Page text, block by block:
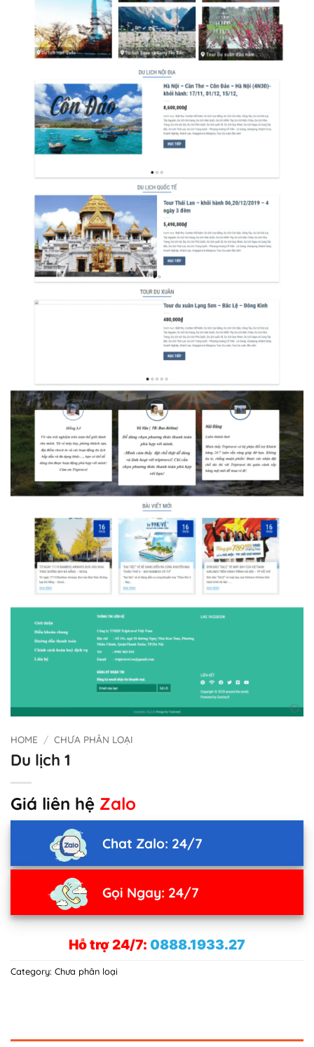
HOME / CHƯA PHÂN LOẠI
Du lịch 1
Giá liên hệ Zalo
Chat Zalo: 24/7
Gọi Ngay: 24/7
Hỗ trợ 24/7: 0888.1933.27
Category: Chưa phân loại